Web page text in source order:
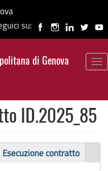
su:
di Genova
ID.2025_85
Esecuzione contratto